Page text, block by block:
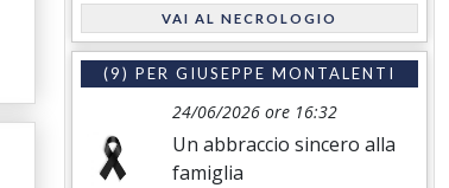
VAI AL NECROLOGIO
(9) PER GIUSEPPE MONTALENTI
24/06/2026 ore 16:32
Un abbraccio sincero alla
famiglia